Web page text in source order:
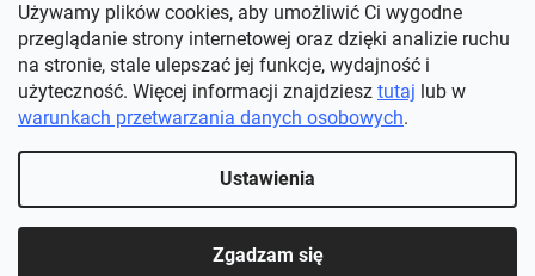
Używamy plików cookies, aby umożliwić Ci wygodne
przeglądanie strony internetowej oraz dzięki analizie ruchu
na stronie, stale ulepszać jej funkcje, wydajność i
użyteczność. Więcej informacji znajdziesz tutaj lub w
warunkach przetwarzania danych osobowych.
Ustawienia
Zgadzam się